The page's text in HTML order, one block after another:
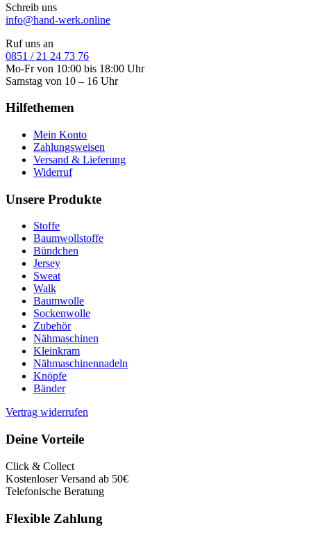
Schreib uns
info@hand-werk.online
Ruf uns an
0851 / 21 24 73 76
Mo-Fr von 10:00 bis 18:00 Uhr
Samstag von 10 – 16 Uhr
Hilfethemen
Mein Konto
Zahlungsweisen
Versand & Lieferung
Widerruf
Unsere Produkte
Stoffe
Baumwollstoffe
Bündchen
Jersey
Sweat
Walk
Baumwolle
Sockenwolle
Zubehör
Nähmaschinen
Kleinkram
Nähmaschinennadeln
Knöpfe
Bänder
Vertrag widerrufen
Deine Vorteile
Click & Collect
Kostenloser Versand ab 50€
Telefonische Beratung
Flexible Zahlung